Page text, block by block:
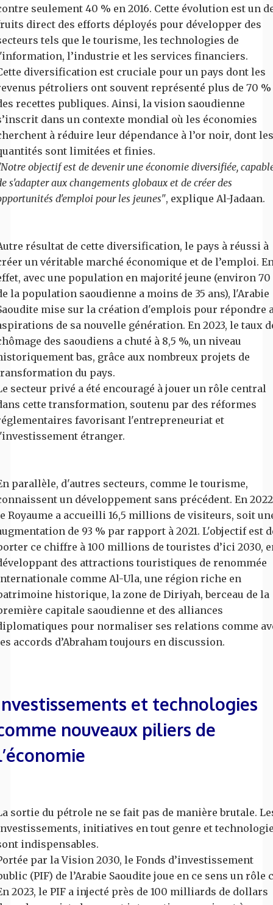
seulement 40 % en 2016. Cette évolution est un
direct des efforts déployés pour développer des
tels que le tourisme, les technologies de
l’industrie et les services financiers.
diversification est cruciale pour un pays dont les
pétroliers ont souvent représenté plus de 70 %
recettes publiques. Ainsi, la vision saoudienne
dans un contexte mondial où les économies
à réduire leur dépendance à l’or noir, dont les
sont limitées et finies.
objectif est de devenir une économie diversifiée,
s'adapter aux changements globaux et de créer des
d'emploi pour les jeunes", explique Al-Jadaan.
résultat de cette diversification, le pays à réussi à
un véritable marché économique et de l’emploi.
avec une population en majorité jeune (environ 70
la population saoudienne a moins de 35 ans), l'Arabie
mise sur la création d'emplois pour répondre
de sa nouvelle génération. En 2023, le taux
des saoudiens a chuté à 8,5 %, un niveau
bas, grâce aux nombreux projets de
du pays.
secteur privé a été encouragé à jouer un rôle central
cette transformation, soutenu par des réformes
favorisant l'entrepreneuriat et
étranger.
parallèle, d'autres secteurs, comme le tourisme,
un développement sans précédent. En
Royaume a accueilli 16,5 millions de visiteurs, soit
de 93 % par rapport à 2021. L'objectif est
ce chiffre à 100 millions de touristes d’ici 2030,
des attractions touristiques de renommée
comme Al-Ula, une région riche en
historique, la zone de Diriyah, berceau de la
capitale saoudienne et des alliances
pour normaliser ses relations comme
accords d’Abraham toujours en discussion.
et technologies
nouveaux piliers de
sortie du pétrole ne se fait pas de manière brutale.
initiatives en tout genre et
indispensables.
par la Vision 2030, le Fonds d’investissement
(PIF) de l’Arabie Saoudite joue en ce sens un rôle
2023, le PIF a injecté près de 100 milliards de dollars